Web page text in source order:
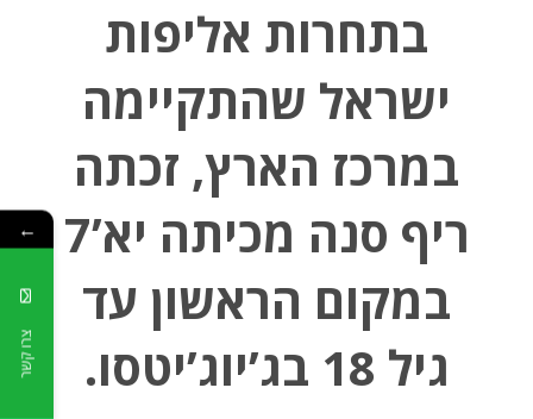
בתחרות אליפות
ישראל שהתקיימה
במרכז הארץ, זכתה
ריף סנה מכיתה יא’7
במקום הראשון עד
גיל 18 בג’יוג’יטסו.
←
צרו קשר